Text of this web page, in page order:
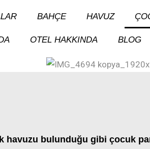
BAHÇE HAVUZ
OTEL HAKKINDA BLOG
bulunduğu gibi çocuk